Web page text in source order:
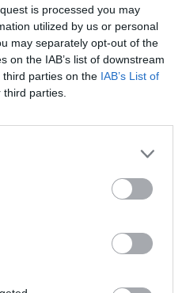
is processed you may
utilized by us or personal
may separately opt-out of the
on the IAB’s list of downstream
parties on the IAB’s List of
parties.